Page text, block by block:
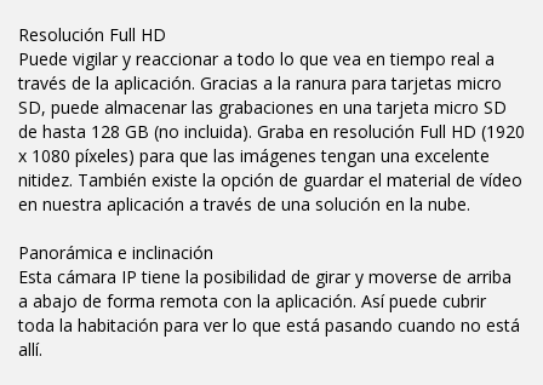
Resolución Full HD
Puede vigilar y reaccionar a todo lo que vea en tiempo real a
través de la aplicación. Gracias a la ranura para tarjetas micro
SD, puede almacenar las grabaciones en una tarjeta micro SD
de hasta 128 GB (no incluida). Graba en resolución Full HD (1920
x 1080 píxeles) para que las imágenes tengan una excelente
nitidez. También existe la opción de guardar el material de vídeo
en nuestra aplicación a través de una solución en la nube.
Panorámica e inclinación
Esta cámara IP tiene la posibilidad de girar y moverse de arriba
a abajo de forma remota con la aplicación. Así puede cubrir
toda la habitación para ver lo que está pasando cuando no está
allí.